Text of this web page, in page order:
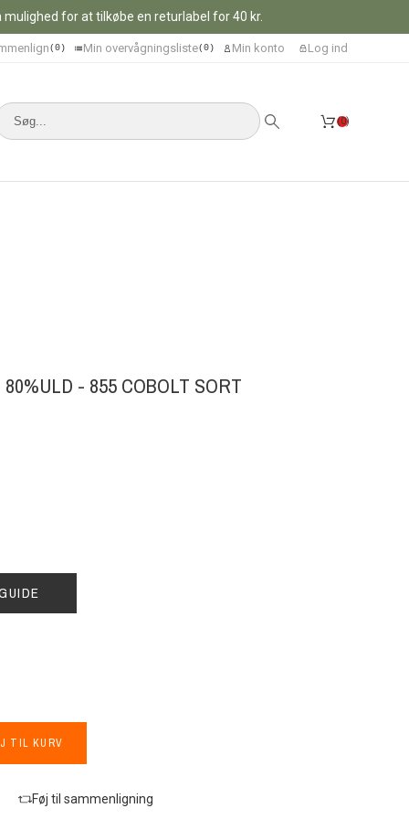
for at tilkøbe en returlabel for 40 kr.
0 Min overvågningsliste 0 Min konto Log ind
0
- 855 COBOLT SORT
TIL KURV
Føj til sammenligning